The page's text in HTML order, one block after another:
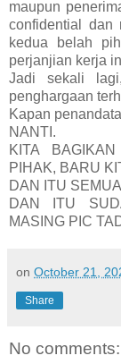
maupun
confidential dan
kedua belah
perjanjian kerja
Jadi sekali
penghargaan
Kapan
NANTI.
KITA
PIHAK, BARU
DAN ITU
DAN ITU
MASING PIC
on October 21,
Share
No comments: